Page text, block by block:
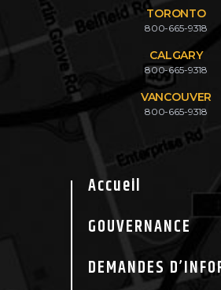
TORONTO
800-665-9318
CALGARY
800-665-9318
VANCOUVER
800-665-9318
Accueil
GOUVERNANCE
DEMANDES